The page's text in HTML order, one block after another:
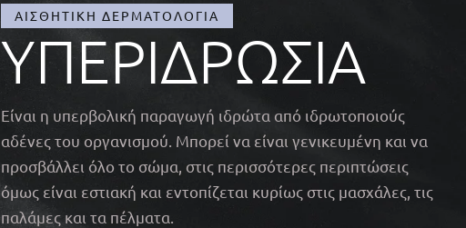
ΑΙΣΘΗΤΙΚΉ ΔΕΡΜΑΤΟΛΟΓΊΑ
ΥΠΕΡΙΔΡΩΣΊΑ
Είναι η υπερβολική παραγωγή ιδρώτα από ιδρωτοποιούς
αδένες του οργανισμού. Μπορεί να είναι γενικευμένη και να
προσβάλλει όλο το σώμα, στις περισσότερες περιπτώσεις
όμως είναι εστιακή και εντοπίζεται κυρίως στις μασχάλες, τις
παλάμες και τα πέλματα.